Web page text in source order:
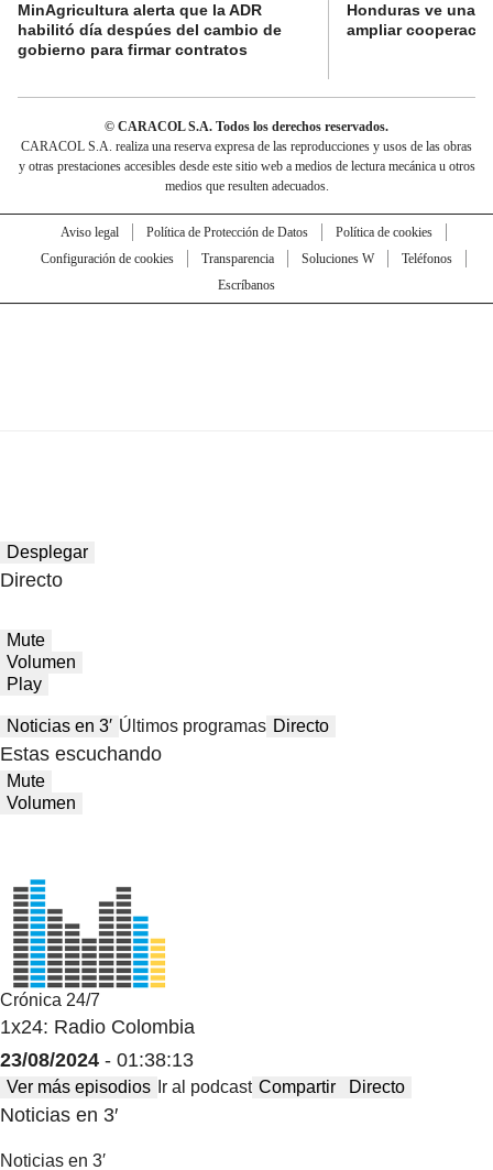
MinAgricultura alerta que la ADR
habilitó día despúes del cambio de
gobierno para firmar contratos
Honduras ve una
ampliar
© CARACOL S.A. Todos los derechos reservados.
CARACOL S.A. realiza una reserva expresa de las reproducciones y usos de las obras
y otras prestaciones accesibles desde este sitio web a medios de lectura mecánica u otros
medios que resulten adecuados.
Aviso legal Política de Protección de Datos
Política de cookies
Configuración de cookies
Transparencia Soluciones W
Teléfonos
Escríbanos
Desplegar
Directo
Mute
Volumen
Play
Noticias en 3′ Últimos programas Directo
Estas escuchando
Mute
Volumen
Crónica 24/7
1x24: Radio Colombia
23/08/2024 - 01:38:13
Ver más episodios Ir al podcast Compartir Directo
Noticias en 3′
Noticias en 3′